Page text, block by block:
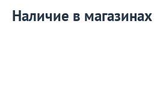
Наличие в магазинах